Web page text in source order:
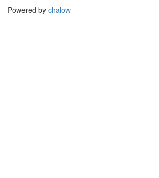
Powered by chalow